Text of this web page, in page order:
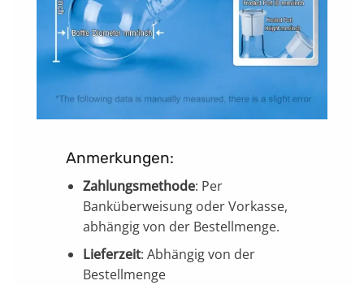
Anmerkungen:
Zahlungsmethode: Per
Banküberweisung oder Vorkasse,
abhängig von der Bestellmenge.
Lieferzeit: Abhängig von der
Bestellmenge